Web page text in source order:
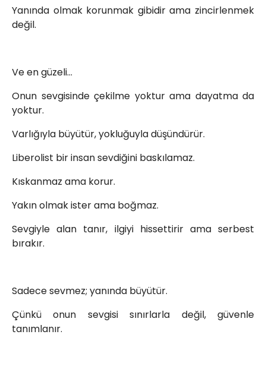
Yanında olmak korunmak gibidir ama zincirlenmek
değil.
Ve en güzeli…
Onun sevgisinde çekilme yoktur ama dayatma da
yoktur.
Varlığıyla büyütür, yokluğuyla düşündürür.
Liberolist bir insan sevdiğini baskılamaz.
Kıskanmaz ama korur.
Yakın olmak ister ama boğmaz.
Sevgiyle alan tanır, ilgiyi hissettirir ama serbest
bırakır.
Sadece sevmez; yanında büyütür.
Çünkü onun sevgisi sınırlarla değil, güvenle
tanımlanır.